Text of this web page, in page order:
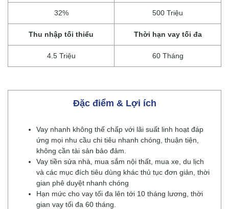
32% 500 Triệu
Thu nhập tối thiểu
4.5 Triệu
Thời hạn vay tối đa
60 Tháng
Đặc điểm & Lợi ích
Vay nhanh không thế chấp với lãi suất linh hoạt đáp
ứng mọi nhu cầu chi tiêu nhanh chóng, thuận tiện,
không cần tài sản bảo đảm.
Vay tiền sửa nhà, mua sắm nội thất, mua xe, du lịch
và các mục đích tiêu dùng khác thủ tục đơn giản, thời
gian phê duyệt nhanh chóng
Hạn mức cho vay tối đa lên tới 10 tháng lương, thời
gian vay tối đa 60 tháng.